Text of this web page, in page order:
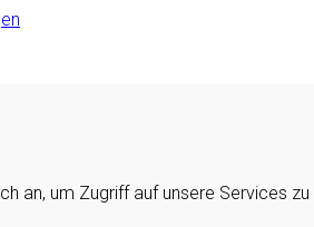
an, um Zugriff auf unsere Services zu